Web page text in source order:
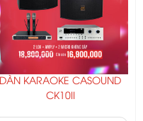
DÀN KARAOKE CASOUND
CK10II